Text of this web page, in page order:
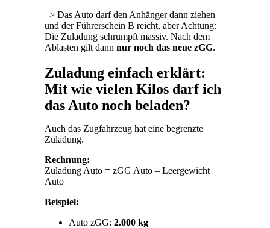
–> Das Auto darf den Anhänger dann ziehen
und der Führerschein B reicht, aber Achtung:
Die Zuladung schrumpft massiv. Nach dem
Ablasten gilt dannnur noch das neue zGG.
Zuladung einfach erklärt:
Mit wie vielen Kilos darf ich
das Auto noch beladen?
Auch das Zugfahrzeug hat eine begrenzte
Zuladung.
Rechnung:
Zuladung Auto = zGG Auto – Leergewicht
Auto
Beispiel:
Auto zGG:2.000 kg